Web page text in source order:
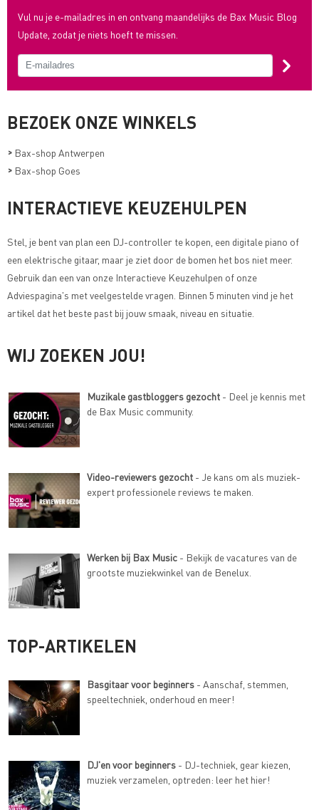
Vul nu je e-mailadres in en ontvang maandelijks de Bax Music Blog
Update, zodat je niets hoeft te missen.
BEZOEK ONZE WINKELS
> Bax-shop Antwerpen
> Bax-shop Goes
INTERACTIEVE KEUZEHULPEN
Stel, je bent van plan een DJ-controller te kopen, een digitale piano of
een elektrische gitaar, maar je ziet door de bomen het bos niet meer.
Gebruik dan een van onze Interactieve Keuzehulpen of onze
Adviespagina's met veelgestelde vragen . Binnen 5 minuten vind je het
artikel dat het beste past bij jouw smaak, niveau en situatie.
WIJ ZOEKEN JOU!
Muzikale gastbloggers gezocht - Deel je kennis met
de Bax Music community.
Video-reviewers gezocht - Je kans om als muziek-
expert professionele reviews te maken.
Werken bij Bax Music - Bekijk de vacatures van de
grootste muziekwinkel van de Benelux.
TOP-ARTIKELEN
Basgitaar voor beginners - Aanschaf, stemmen,
speeltechniek, onderhoud en meer!
DJ'en voor beginners - DJ-techniek, gear kiezen,
muziek verzamelen, optreden: leer het hier!